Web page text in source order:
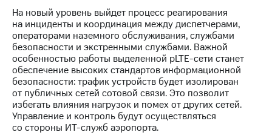
акций
Описание
Программа
приобретения
Порядок
выкупа
акций
Дивиденды
Рынок
облигаций
На новый уровень выйдет процесс реагирования
на инциденты и координация между диспетчерами,
операторами наземного обслуживания, службами
безопасности и экстренными службами. Важной
особенностью работы выделенной pLTE-сети станет
обеспечение высоких стандартов информационной
безопасности: трафик устройств будет изолирован
от публичных сетей сотовой связи. Это позволит
избегать влияния нагрузок и помех от других сетей.
Управление и контроль будут осуществляться
со стороны ИТ-служб аэропорта.